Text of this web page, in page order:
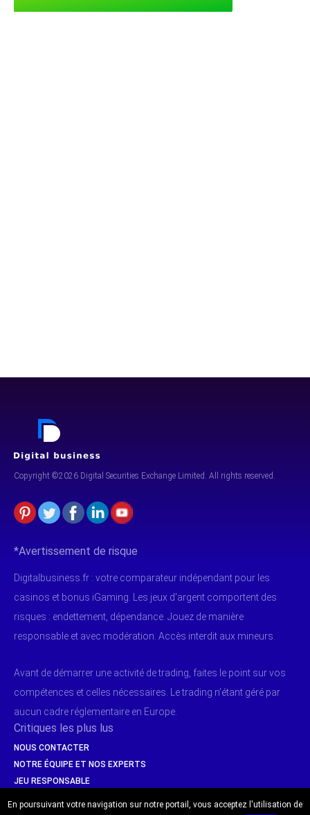
Copyright ©2026 Digital Securities Exchange Limited. All rights reserved.
*Avertissement de risque
Digitalbusiness.fr : votre comparateur indépendant pour les
casinos et bonus iGaming. Les jeux d'argent comportent des
risques : endettement, dépendance. Jouez de manière
responsable et avec modération. Accès interdit aux mineurs.
Avant de démarrer une activité de trading, faites le point sur vos
compétences et celles nécessaires. Le trading n’étant géré par
aucun cadre réglementaire en Europe.
Critiques les plus lus
NOUS CONTACTER
NOTRE ÉQUIPE ET NOS EXPERTS
JEU RESPONSABLE
En poursuivant votre navigation sur notre portail, vous acceptez l'utilisation de